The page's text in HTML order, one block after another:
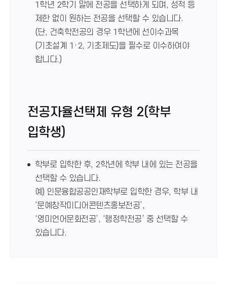
1학년 2학기 말에 전공을 선택하게 되며, 성적 등
제한 없이 원하는 전공을 선택할 수 있습니다.
(단, 건축학전공의 경우 1학년에 선이수과목
(기초설계 1·2, 기초제도)을 필수로 이수하여야
합니다.)
전공자율선택제 유형 2(학부
입학생)
학부로 입학한 후, 2학년에 학부 내에 있는 전공을
선택할 수 있습니다.
예) 인문융합공공인재학부로 입학한 경우, 학부 내
‘문예창작미디어콘텐츠홍보전공’,
‘영미언어문화전공’, ‘행정학전공’ 중 선택할 수
있습니다.